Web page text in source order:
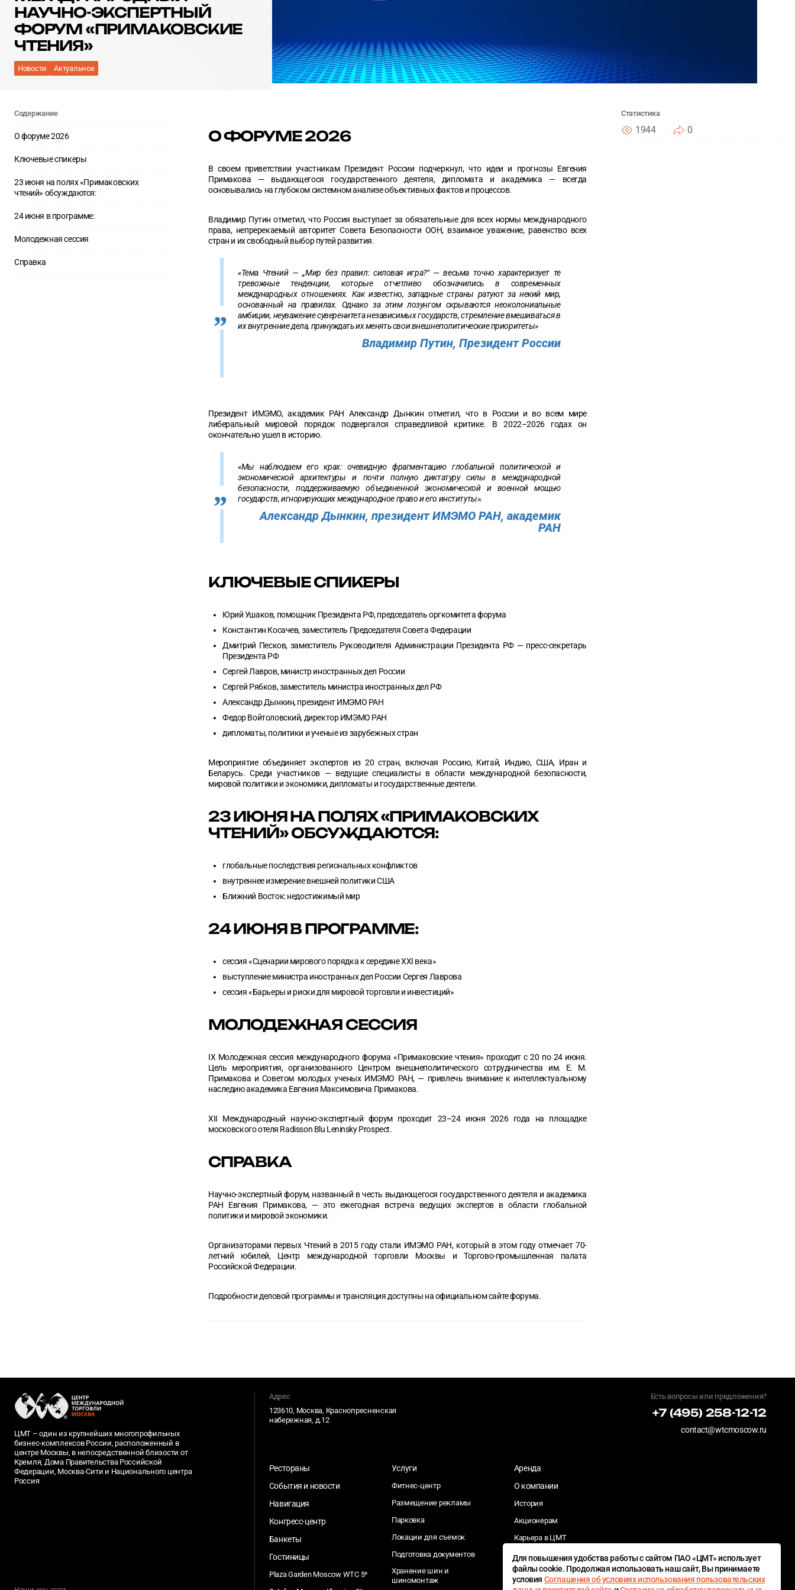
НАУЧНО-ЭКСПЕРТНЫЙ
ФОРУМ «ПРИМАКОВСКИЕ
ЧТЕНИЯ»
Новости Актуальное
Содержание
О форуме 2026
Ключевые спикеры
23 июня на полях «Примаковских
чтений» обсуждаются:
24 июня в программе:
Молодежная сессия
Справка
О ФОРУМЕ 2026
В своем приветствии участникам Президент России подчеркнул, что идеи и прогнозы Евгения
Примакова — выдающегося государственного деятеля, дипломата и академика — всегда
основывались на глубоком системном анализе объективных фактов и процессов.
Владимир Путин отметил, что Россия выступает за обязательные для всех нормы международного
права, непререкаемый авторитет Совета Безопасности ООН, взаимное уважение, равенство всех
стран и их свободный выбор путей развития.
«Тема Чтений — „Мир без правил: силовая игра?“ — весьма точно характеризует те
тревожные тенденции, которые отчетливо обозначились в современных
международных отношениях. Как известно, западные страны ратуют за некий мир,
основанный на правилах. Однако за этим лозунгом скрываются неоколониальные
амбиции, неуважение суверенитета независимых государств, стремление вмешиваться в
их внутренние дела, принуждать их менять свои внешнеполитические приоритеты»
Владимир Путин, Президент России
Президент ИМЭМО, академик РАН Александр Дынкин отметил, что в России и во всем мире
либеральный мировой порядок подвергался справедливой критике. В 2022–2026 годах он
окончательно ушел в историю.
«Мы наблюдаем его крах: очевидную фрагментацию глобальной политической и
экономической архитектуры и почти полную диктатуру силы в международной
безопасности, поддерживаемую объединенной экономической и военной мощью
государств, игнорирующих международное право и его институты».
Александр Дынкин, президент ИМЭМО РАН, академик
РАН
КЛЮЧЕВЫЕ СПИКЕРЫ
Юрий Ушаков, помощник Президента РФ, председатель оргкомитета форума
Константин Косачев, заместитель Председателя Совета Федерации
Дмитрий Песков, заместитель Руководителя Администрации Президента РФ — пресс-секретарь
Президента РФ
Сергей Лавров, министр иностранных дел России
Сергей Рябков, заместитель министра иностранных дел РФ
Александр Дынкин, президент ИМЭМО РАН
Федор Войтоловский, директор ИМЭМО РАН
дипломаты, политики и ученые из зарубежных стран
Мероприятие объединяет экспертов из 20 стран, включая Россию, Китай, Индию, США, Иран и
Беларусь. Среди участников — ведущие специалисты в области международной безопасности,
мировой политики и экономики, дипломаты и государственные деятели.
23 ИЮНЯ НА ПОЛЯХ «ПРИМАКОВСКИХ
ЧТЕНИЙ» ОБСУЖДАЮТСЯ:
глобальные последствия региональных конфликтов
внутреннее измерение внешней политики США
Ближний Восток: недостижимый мир
24 ИЮНЯ В ПРОГРАММЕ:
сессия «Сценарии мирового порядка к середине XXI века»
выступление министра иностранных дел России Сергея Лаврова
сессия «Барьеры и риски для мировой торговли и инвестиций»
МОЛОДЕЖНАЯ СЕССИЯ
IX Молодежная сессия международного форума «Примаковские чтения» проходит с 20 по 24 июня.
Цель мероприятия, организованного Центром внешнеполитического сотрудничества им. Е. М.
Примакова и Советом молодых ученых ИМЭМО РАН, — привлечь внимание к интеллектуальному
наследию академика Евгения Максимовича Примакова.
XII Международный научно-экспертный форум проходит 23–24 июня 2026 года на площадке
московского отеля Radisson Blu Leninsky Prospect.
СПРАВКА
Научно-экспертный форум, названный в честь выдающегося государственного деятеля и академика
РАН Евгения Примакова, — это ежегодная встреча ведущих экспертов в области глобальной
политики и мировой экономики.
Организаторами первых Чтений в 2015 году стали ИМЭМО РАН, который в этом году отмечает 70-
летний юбилей, Центр международной торговли Москвы и Торгово-промышленная палата
Российской Федерации.
Подробности деловой программы и трансляция доступны на официальном сайте форума.
Статистика
1944 0
ЦМТ – один из крупнейших многопрофильных
бизнес-комплексов России, расположенный в
центре Москвы, в непосредственной близости от
Кремля, Дома Правительства Российской
Федерации, Москва-Сити и Национального центра
Россия
Адрес
123610, Москва, Краснопресненская
набережная, д.12
Рестораны
События и новости
Навигация
Конгресс-центр
Банкеты
Гостиницы
Plaza Garden Moscow WTC 5*
Услуги
Фитнес-центр
Размещение рекламы
Парковка
Локации для съемок
Подготовка документов
Хранение шин и
шиномонтаж
Аренда
О компании
История
Акционерам
Карьера в ЦМТ
Тендеры/закупки
Социальная
ответственность
Есть вопросы или предложения?
+7 (495) 258-12-12
contact@wtcmoscow.ru
Для повышения удобства работы с сайтом ПАО «ЦМТ» использует
файлы cookie. Продолжая использовать наш сайт, Вы принимаете
условия Соглашения об условиях использования пользовательских
Согласен сполитикой конфиденциальности
ОТПРАВИТЬ
Согласен сполитикой конфиденциальности
ОТПРАВИТЬ